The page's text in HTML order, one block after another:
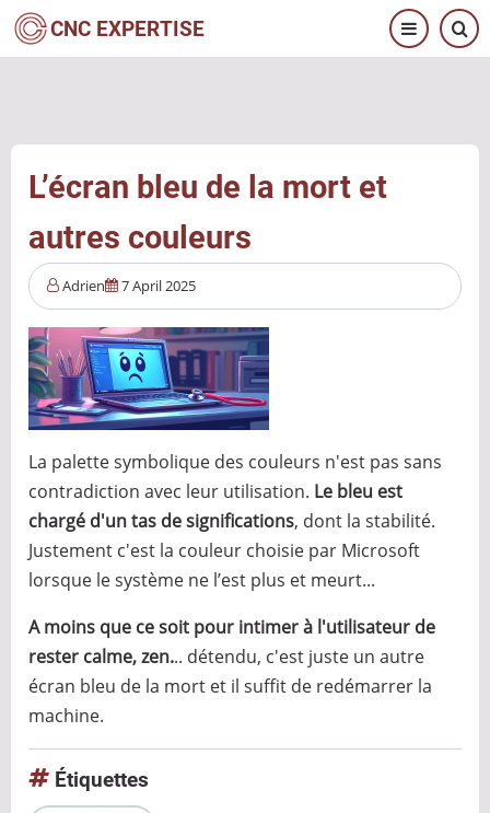
Aller
au
CNC EXPERTISE
L’écran bleu de la mort et
autres couleurs
Adrien 7 April 2025
La palette symbolique des couleurs n'est pas sans
contradiction avec leur utilisation. Le bleu est
chargé d'un tas de significations, dont la stabilité.
Justement c'est la couleur choisie par Microsoft
lorsque le système ne l’est plus et meurt...
A moins que ce soit pour intimer à l'utilisateur de
rester calme, zen... détendu, c'est juste un autre
écran bleu de la mort et il suffit de redémarrer la
machine.
Étiquettes